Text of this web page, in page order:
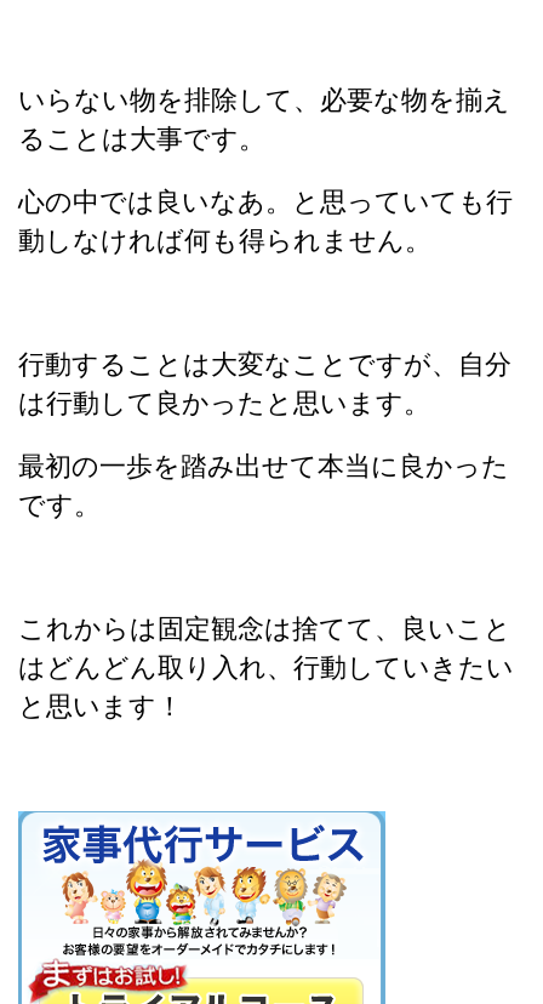
いらない物を排除して、必要な物を揃え
ることは大事です。
心の中では良いなあ。と思っていても行
動しなければ何も得られません。
行動することは大変なことですが、自分
は行動して良かったと思います。
最初の一歩を踏み出せて本当に良かった
です。
これからは固定観念は捨てて、良いこと
はどんどん取り入れ、行動していきたい
と思います！